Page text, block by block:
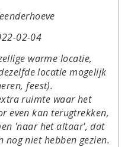
02-04
warme locatie,
locatie mogelijk
feest).
ruimte waar het
even kan terugtrekken,
'naar het altaar', dat
nog niet hebben gezien.